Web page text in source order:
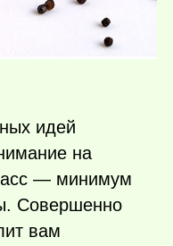
идей
на
— минимум
Совершенно
вам